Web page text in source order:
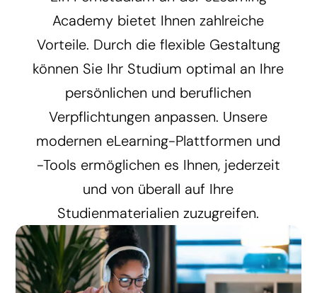
Academy bietet Ihnen zahlreiche
Vorteile. Durch die flexible Gestaltung
können Sie Ihr Studium optimal an Ihre
persönlichen und beruflichen
Verpflichtungen anpassen. Unsere
modernen eLearning-Plattformen und
-Tools ermöglichen es Ihnen, jederzeit
und von überall auf Ihre
Studienmaterialien zuzugreifen.